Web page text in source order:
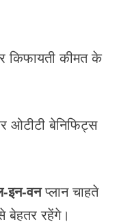
किफायती कीमत के
ओटीटी बेनिफिट्स
इन-वनप्लान चाहते
रहेंगे।